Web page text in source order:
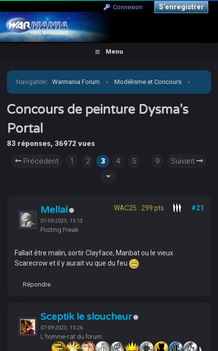
Connexion S’enregistrer
Menu
Navigation:Warmania Forum › Modélisme et Concours ›
Concours & défis › Concours de peinture Dysma's Portal
Concours de peinture Dysma's
Portal
83 réponses, 36972 vues
Précédent
1 2 3 4 5 ... 9 Suivant
Mellal
07-09-2023, 13:13
Posting Freak
WAC25 : 299 pts #21
Fallait être malin, sortir Clayface, Manbat ou le vieux
Scarecrow et il y aurait vu que du feu
Répondre
Sceptik le sloucheur
07-09-2023, 15:26
L'homme-rat du forum.